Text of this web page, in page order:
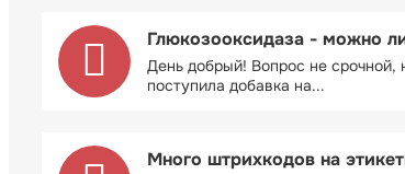
Глюкозооксидаза - можно
День добрый! Вопрос не срочной,
поступила добавка на...
Много штрихкодов на